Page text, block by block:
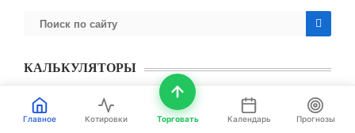
КАЛЬКУЛЯТОРЫ
Инвестиционный калькулятор
Главное Котировки Торговать Календарь Прогнозы